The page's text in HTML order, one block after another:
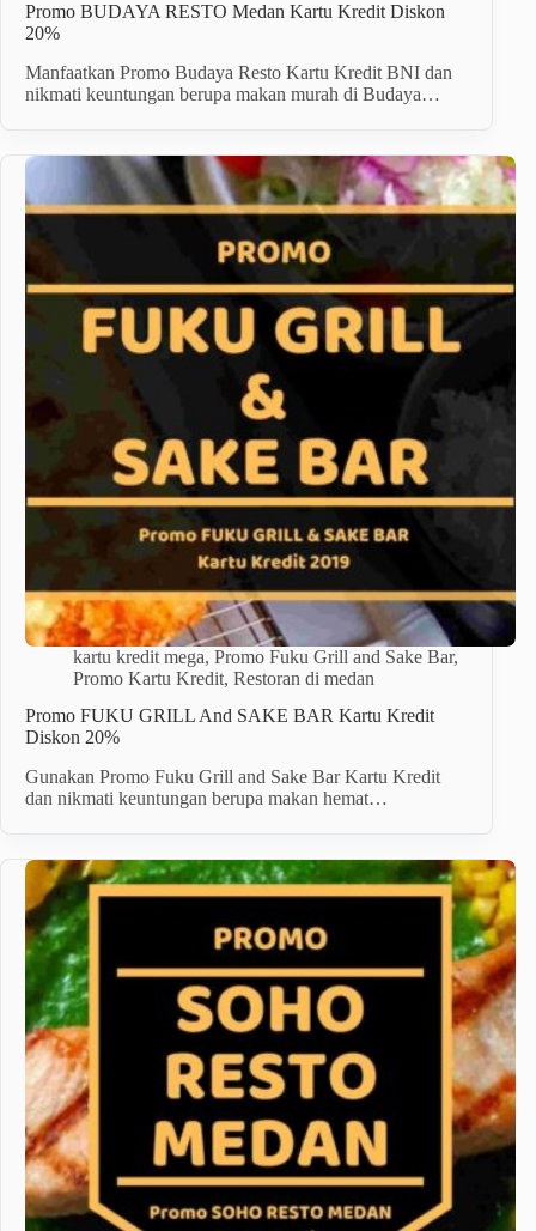
Promo BUDAYA RESTO Medan Kartu Kredit Diskon
20%
Manfaatkan Promo Budaya Resto Kartu Kredit BNI dan
nikmati keuntungan berupa makan murah di Budaya…
kartu kredit mega, Promo Fuku Grill and Sake Bar,
Promo Kartu Kredit, Restoran di medan
Promo FUKU GRILL And SAKE BAR Kartu Kredit
Diskon 20%
Gunakan Promo Fuku Grill and Sake Bar Kartu Kredit
dan nikmati keuntungan berupa makan hemat…